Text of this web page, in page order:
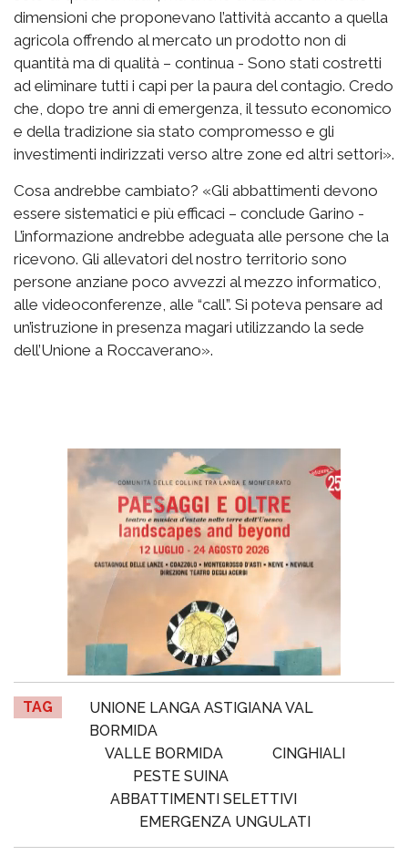
dimensioni che proponevano l’attività accanto a quella
agricola offrendo al mercato un prodotto non di
quantità ma di qualità – continua - Sono stati costretti
ad eliminare tutti i capi per la paura del contagio. Credo
che, dopo tre anni di emergenza, il tessuto economico
e della tradizione sia stato compromesso e gli
investimenti indirizzati verso altre zone ed altri settori».
Cosa andrebbe cambiato? «Gli abbattimenti devono
essere sistematici e più efficaci – conclude Garino -
L’informazione andrebbe adeguata alle persone che la
ricevono. Gli allevatori del nostro territorio sono
persone anziane poco avvezzi al mezzo informatico,
alle videoconferenze, alle “call”. Si poteva pensare ad
un’istruzione in presenza magari utilizzando la sede
dell’Unione a Roccaverano».
TAG
UNIONE LANGA ASTIGIANA VAL
BORMIDA
VALLE BORMIDA
CINGHIALI
PESTE SUINA
ABBATTIMENTI SELETTIVI
EMERGENZA UNGULATI